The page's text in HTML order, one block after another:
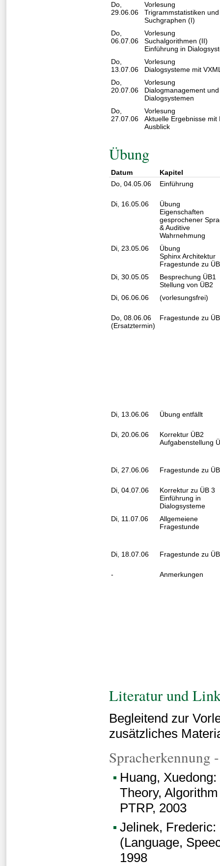
Do,
29.06.06
Vorlesung
Trigrammstatistiken
Suchgraphen (I)
Do,
06.07.06
Vorlesung
Suchalgorithmen (II)
Einführung in
Do,
13.07.06
Vorlesung
Dialogsysteme mit
Do,
20.07.06
Vorlesung
Dialogmanagement
Dialogsystemen
Do,
27.07.06
Vorlesung
Aktuelle Ergebnisse mit
Ausblick
Übung
Datum
Kapitel
Do, 04.05.06
Einführung
Di, 16.05.06
Übung
Eigenschaften
gesprochener
& Auditive
Wahrnehmung
Di, 23.05.06
Übung
Sphinx Architektur
Fragestunde zu
Di, 30.05.05
Besprechung ÜB1
Stellung von ÜB2
Di, 06.06.06
(vorlesungsfrei)
Do, 08.06.06
(Ersatztermin)
Fragestunde zu
Di, 13.06.06 Übung entfällt
Di, 20.06.06
Korrektur ÜB2
Aufgabenstellung
Di, 27.06.06 Fragestunde zu
Di, 04.07.06
Korrektur zu ÜB 3
Einführung in
Dialogsysteme
Di, 11.07.06
Allgemeiene
Fragestunde
Di, 18.07.06 Fragestunde zu
- Anmerkungen
Literatur und
Begleitend zur
zusätzliches
Spracherkennung
Huang,
Theory,
PTRP, 2003
Jelinek,
(Language,
1998